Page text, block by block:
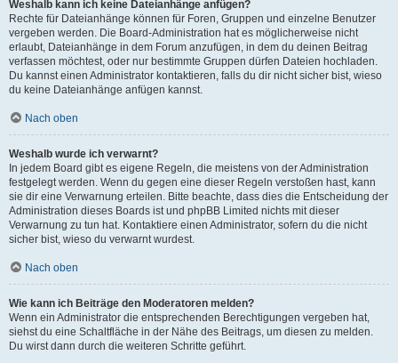
Weshalb kann ich keine Dateianhänge anfügen?
Rechte für Dateianhänge können für Foren, Gruppen und einzelne Benutzer
vergeben werden. Die Board-Administration hat es möglicherweise nicht
erlaubt, Dateianhänge in dem Forum anzufügen, in dem du deinen Beitrag
verfassen möchtest, oder nur bestimmte Gruppen dürfen Dateien hochladen.
Du kannst einen Administrator kontaktieren, falls du dir nicht sicher bist, wieso
du keine Dateianhänge anfügen kannst.
Nach oben
Weshalb wurde ich verwarnt?
In jedem Board gibt es eigene Regeln, die meistens von der Administration
festgelegt werden. Wenn du gegen eine dieser Regeln verstoßen hast, kann
sie dir eine Verwarnung erteilen. Bitte beachte, dass dies die Entscheidung der
Administration dieses Boards ist und phpBB Limited nichts mit dieser
Verwarnung zu tun hat. Kontaktiere einen Administrator, sofern du die nicht
sicher bist, wieso du verwarnt wurdest.
Nach oben
Wie kann ich Beiträge den Moderatoren melden?
Wenn ein Administrator die entsprechenden Berechtigungen vergeben hat,
siehst du eine Schaltfläche in der Nähe des Beitrags, um diesen zu melden.
Du wirst dann durch die weiteren Schritte geführt.